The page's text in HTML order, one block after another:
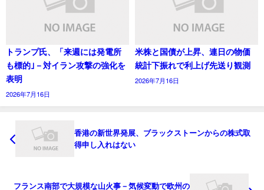
トランプ氏、「来週には発電所
も標的｣－対イラン攻撃の強化を
表明
2026年7月16日
米株と国債が上昇、連日の物価
統計下振れで利上げ先送り観測
2026年7月16日
香港の新世界発展、ブラックストーンからの株式取
得申し入れはない
フランス南部で大規模な山火事－気候変動で欧州の